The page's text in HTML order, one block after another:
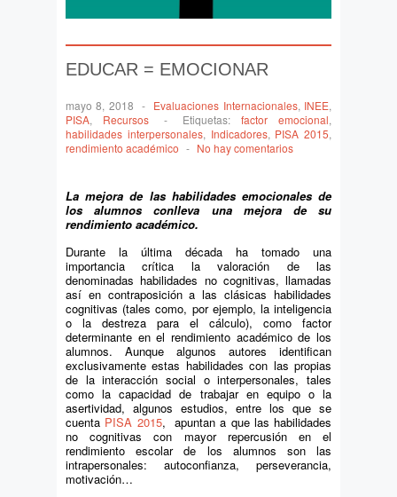
EDUCAR = EMOCIONAR
mayo 8, 2018 - Evaluaciones Internacionales, INEE,
PISA, Recursos - Etiquetas: factor emocional,
habilidades interpersonales, Indicadores, PISA 2015,
rendimiento académico - No hay comentarios
La mejora de las habilidades emocionales de
los alumnos conlleva una mejora de su
rendimiento académico.
Durante la última década ha tomado una
importancia crítica la valoración de las
denominadas habilidades no cognitivas, llamadas
así en contraposición a las clásicas habilidades
cognitivas (tales como, por ejemplo, la inteligencia
o la destreza para el cálculo), como factor
determinante en el rendimiento académico de los
alumnos. Aunque algunos autores identifican
exclusivamente estas habilidades con las propias
de la interacción social o interpersonales, tales
como la capacidad de trabajar en equipo o la
asertividad, algunos estudios, entre los que se
cuenta PISA 2015, apuntan a que las habilidades
no cognitivas con mayor repercusión en el
rendimiento escolar de los alumnos son las
intrapersonales: autoconfianza, perseverancia,
motivación…